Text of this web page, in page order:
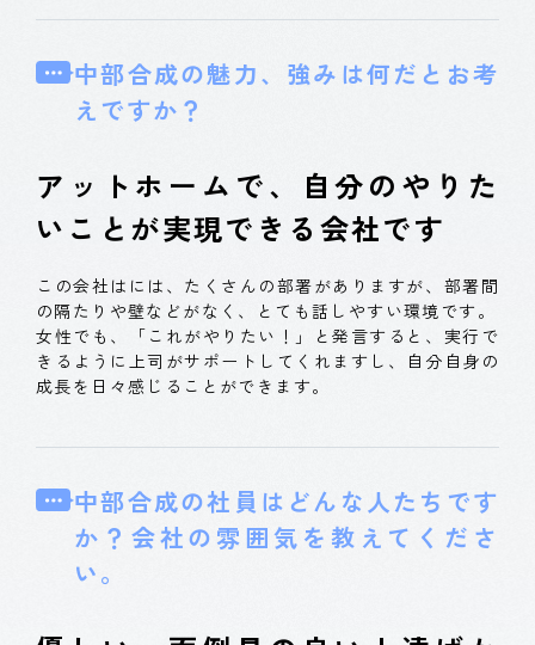
中部合成の魅力、強みは何だとお考
えですか？
アットホームで、自分のやりた
いことが実現できる会社です
この会社はには、たくさんの部署がありますが、部署間
の隔たりや壁などがなく、とても話しやすい環境です。
女性でも、「これがやりたい！」と発言すると、実行で
きるように上司がサポートしてくれますし、自分自身の
成長を日々感じることができます。
中部合成の社員はどんな人たちです
か？会社の雰囲気を教えてくださ
い。